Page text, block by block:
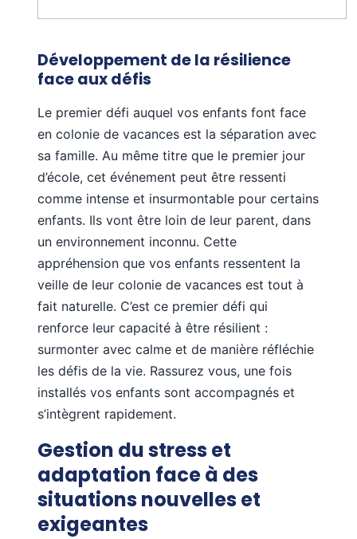
Développement de la résilience
face aux défis
Le premier défi auquel vos enfants font face
en colonie de vacances est la séparation avec
sa famille. Au même titre que le premier jour
d’école, cet événement peut être ressenti
comme intense et insurmontable pour certains
enfants. Ils vont être loin de leur parent, dans
un environnement inconnu. Cette
appréhension que vos enfants ressentent la
veille de leur colonie de vacances est tout à
fait naturelle. C’est ce premier défi qui
renforce leur capacité à être résilient :
surmonter avec calme et de manière réfléchie
les défis de la vie. Rassurez vous, une fois
installés vos enfants sont accompagnés et
s’intègrent rapidement.
Gestion du stress et
adaptation face à des
situations nouvelles et
exigeantes